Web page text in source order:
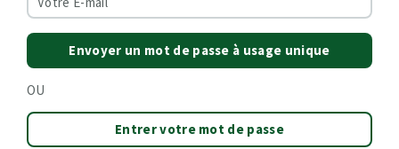
Envoyer un mot de passe à usage unique
OU
Entrer votre mot de passe